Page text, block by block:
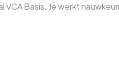
VCA Basis. Je werkt